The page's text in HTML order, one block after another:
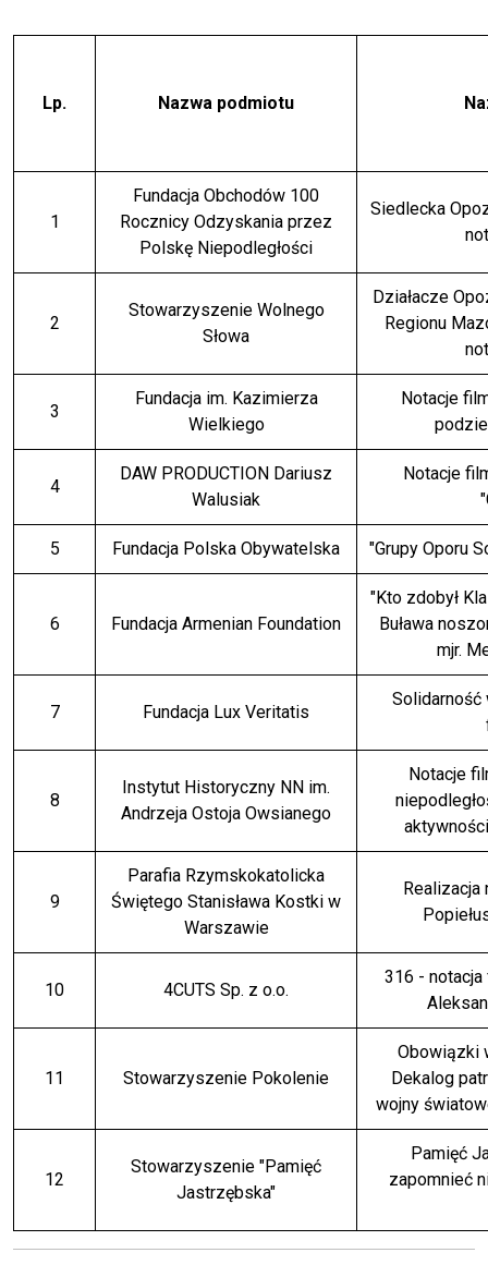
Lp. Nazwa podmiotu
1
Fundacja Obchodów 100
Rocznicy Odzyskania przez
Polskę Niepodległości
Siedlecka
2
Stowarzyszenie Wolnego
Słowa
Działacze
Regionu
3
Fundacja im. Kazimierza
Wielkiego
Notacje
4
DAW PRODUCTION Dariusz
Walusiak
Notacje
5 Fundacja Polska Obywatelska "Grupy Oporu
6 Fundacja Armenian Foundation
"Kto zdobył
Buława
mjr.
7 Fundacja Lux Veritatis
Solidarność
8
Instytut Historyczny NN im.
Andrzeja Ostoja Owsianego
Notacje
9
Parafia Rzymskokatolicka
Świętego Stanisława Kostki w
Warszawie
10 4CUTS Sp. z o.o.
316 - notacja
11 Stowarzyszenie Pokolenie
Obowiązki
Dekalog
wojny
12
Stowarzyszenie "Pamięć
Jastrzębska"
Pamięć
zapomnieć